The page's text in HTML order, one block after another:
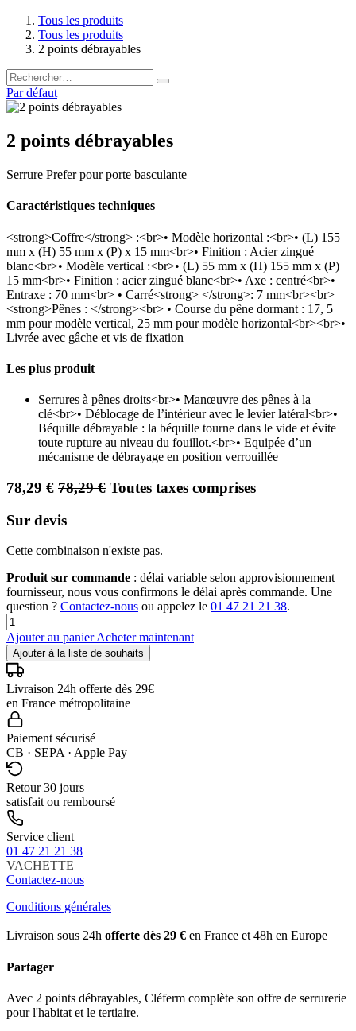
Tous les produits
Tous les produits
2 points débrayables
Par défaut
2 points débrayables
Serrure Prefer pour porte basculante
Caractéristiques techniques
<strong>Coffre</strong> :<br>• Modèle horizontal :<br>• (L) 155
mm x (H) 55 mm x (P) x 15 mm<br>• Finition : Acier zingué
blanc<br>• Modèle vertical :<br>• (L) 55 mm x (H) 155 mm x (P)
15 mm<br>• Finition : acier zingué blanc<br>• Axe : centré<br>•
Entraxe : 70 mm<br> • Carré<strong> </strong>: 7 mm<br><br>
<strong>Pênes : </strong><br> • Course du pêne dormant : 17, 5
mm pour modèle vertical, 25 mm pour modèle horizontal<br><br>•
Livrée avec gâche et vis de fixation
Les plus produit
Serrures à pênes droits<br>• Manœuvre des pênes à la
clé<br>• Déblocage de l’intérieur avec le levier latéral<br>•
Béquille débrayable : la béquille tourne dans le vide et évite
toute rupture au niveau du fouillot.<br>• Equipée d’un
mécanisme de débrayage en position verrouillée
78,29 € 78,29€ Toutes taxes comprises
Sur devis
Cette combinaison n'existe pas.
Produit sur commande : délai variable selon approvisionnement
fournisseur, nous vous confirmons le délai après commande. Une
question ? Contactez-nous ou appelez le 01 47 21 21 38.
Ajouter au panierAcheter maintenant
Ajouter à la liste de souhaits
Livraison 24h offerte dès 29€
en France métropolitaine
Paiement sécurisé
CB · SEPA · Apple Pay
Retour 30 jours
satisfait ou remboursé
Service client
01 47 21 21 38
VACHETTE
Contactez-nous
Conditions générales
Livraison sous 24h offerte dès 29 € en France et 48h en Europe
Partager
Avec 2 points débrayables, Cléferm complète son offre de serrurerie
pour l'habitat et le tertiaire.